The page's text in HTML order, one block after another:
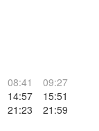
08:41
09:27
14:57
15:51
21:23
21:59